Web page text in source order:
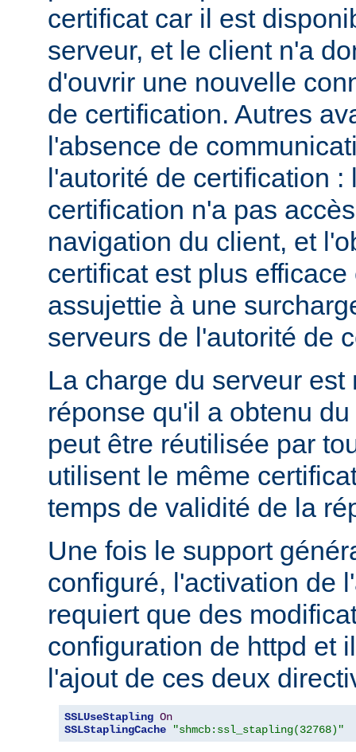
certificat car il est
serveur, et le client n'a
d'ouvrir une nouvelle
de certification. Autres
l'absence de
l'autorité de certification :
certification n'a pas
navigation du client, et
certificat est plus
assujettie à une
serveurs de l'autorité de
La charge du serveur est
réponse qu'il a obtenu
peut être réutilisée par
utilisent le même
temps de validité de la
Une fois le support
configuré, l'activation de
requiert que des
configuration de httpd et
l'ajout de ces deux
SSLUseStapling On
SSLStaplingCache
"shmcb:ssl_stapling(32768)"